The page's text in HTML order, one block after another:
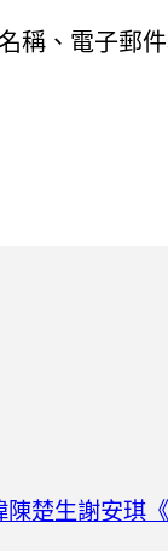
稱、電子郵
楚生謝安琪